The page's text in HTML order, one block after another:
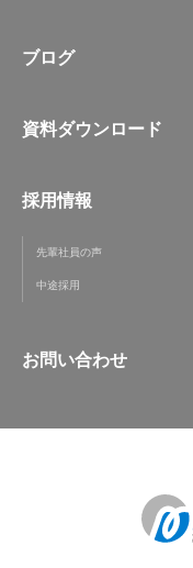
ブログ
資料ダウンロード
採用情報
先輩社員の声
中途採用
お問い合わせ